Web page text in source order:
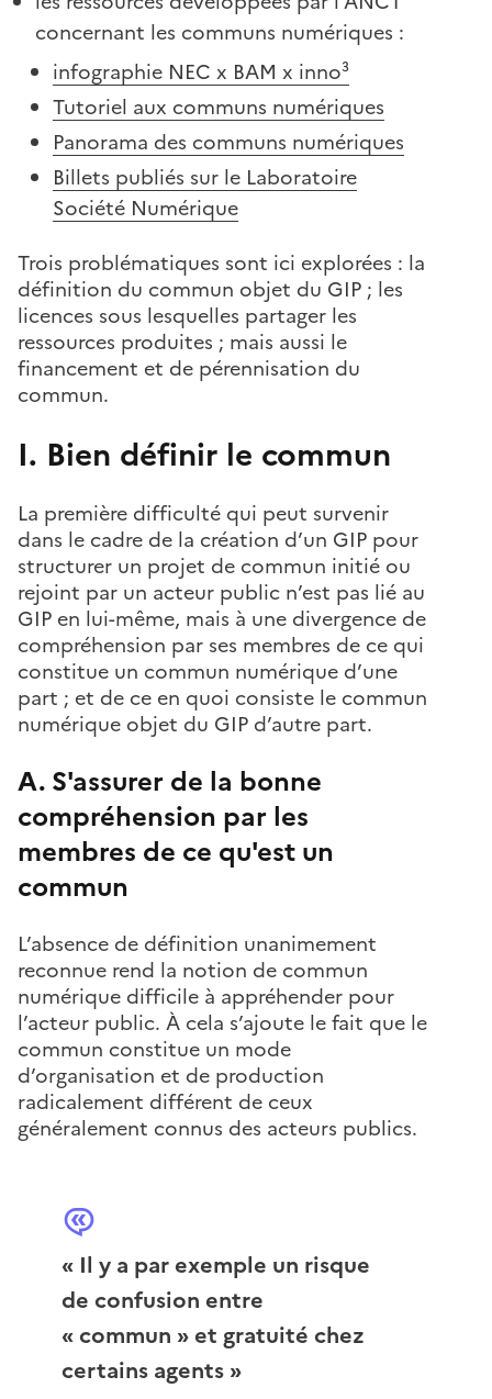
concernant les communs numériques :
infographie NEC x BAM x inno³
Tutoriel aux communs numériques
Panorama des communs numériques
Billets publiés sur le Laboratoire
Société Numérique
Trois problématiques sont ici explorées : la
définition du commun objet du GIP ; les
licences sous lesquelles partager les
ressources produites ; mais aussi le
financement et de pérennisation du
commun.
I. Bien définir le commun
La première difficulté qui peut survenir
dans le cadre de la création d’un GIP pour
structurer un projet de commun initié ou
rejoint par un acteur public n’est pas lié au
GIP en lui-même, mais à une divergence de
compréhension par ses membres de ce qui
constitue un commun numérique d’une
part ; et de ce en quoi consiste le commun
numérique objet du GIP d’autre part.
A. S'assurer de la bonne
compréhension par les
membres de ce qu'est un
commun
L’absence de définition unanimement
reconnue rend la notion de commun
numérique difficile à appréhender pour
l’acteur public. À cela s’ajoute le fait que le
commun constitue un mode
d’organisation et de production
radicalement différent de ceux
généralement connus des acteurs publics.
« Il y a par exemple un risque
de confusion entre
« commun » et gratuité chez
certains agents »